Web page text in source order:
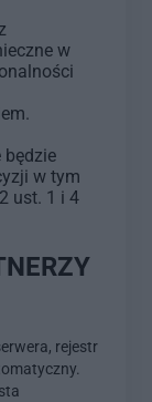
w
będzie
w tym
ust. 1 i 4
rejestr